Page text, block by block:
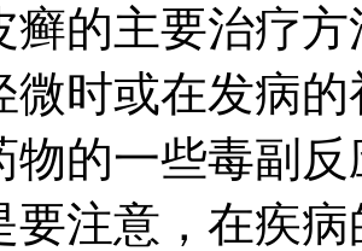
癣的主要治疗
微时或在发病
物的一些毒副
要注意，在疾